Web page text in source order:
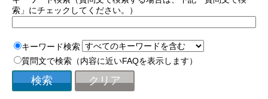
索」にチェックしてください。）
キーワード検索
質問文で検索（内容に近いFAQを表示します）